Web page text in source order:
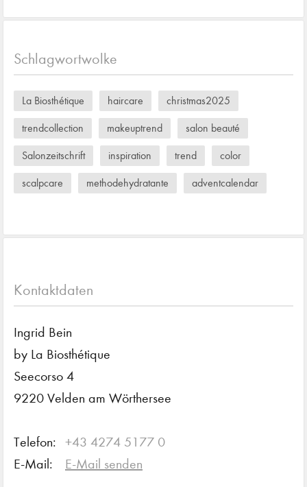
Schlagwortwolke
La Biosthétique haircare christmas2025
trendcollection makeuptrend salon beauté
Salonzeitschrift inspiration trend color
scalpcare methodehydratante adventcalendar
Kontaktdaten
Ingrid Bein
by La Biosthétique
Seecorso 4
9220 Velden am Wörthersee
Telefon:
+43 4274 5177 0
E-Mail:
E-Mail senden